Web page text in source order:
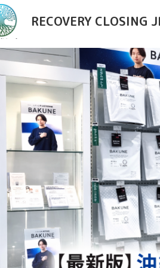
RECOVERY CLOSING